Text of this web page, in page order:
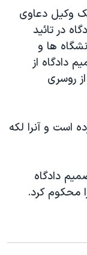
وکیل دعاوی
در تائید
ها و
دادگاه از
روسری
است و آنرا لکه
دادگاه
محکوم کرد.